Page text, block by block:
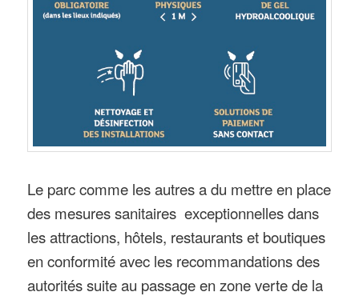
Le parc comme les autres a du mettre en place
des mesures sanitaires exceptionnelles dans
les attractions, hôtels, restaurants et boutiques
en conformité avec les recommandations des
autorités suite au passage en zone verte de la